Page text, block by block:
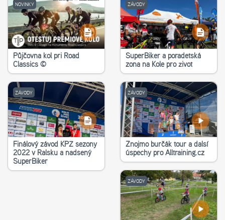
NOVINKY
Půjčovna kol při Road
Classics ©
ZÁVODY
SuperBiker a poradetská
zona na Kole pro život
ZÁVODY
Finálový závod KPŽ sezony
2022 v Ralsku a nadšený
SuperBiker
ZÁVODY
Znojmo burčák tour a další
úspěchy pro Alltraining.cz
ZÁVODY